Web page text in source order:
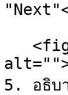
5. อธิบ